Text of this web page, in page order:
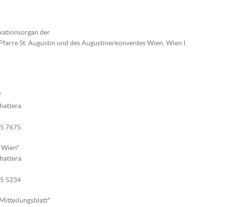
der
St. Augustin und des Augustinerkonventes Wien, Wien I.
7675
5234